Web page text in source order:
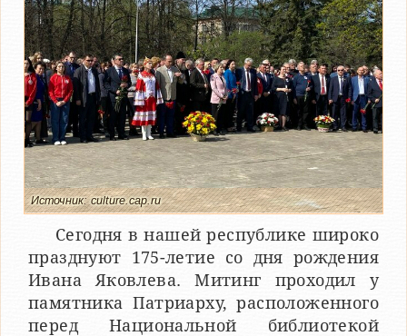
Источник: culture.cap.ru
Сегодня в нашей республике широко
празднуют 175-летие со дня рождения
Ивана Яковлева. Митинг проходил у
памятника Патриарху, расположенного
перед Национальной библиотекой